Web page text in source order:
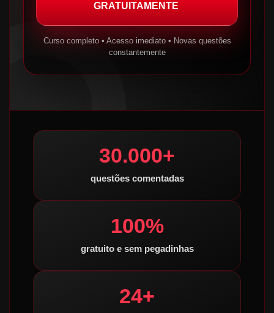
GRATUITAMENTE
Curso completo • Acesso imediato • Novas questões
constantemente
30.000+
questões comentadas
100%
gratuito e sem pegadinhas
24+